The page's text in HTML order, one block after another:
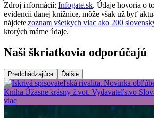
Zdroj informácií: Infogate.sk. Údaje hovoria o
evidencii danej knižnice, môže však už byť
nájdete zoznam všetkých viac ako 200
ktorých máme údaje.
Naši škriatkovia odporúčajú
Predchádzajúce Ďalšie